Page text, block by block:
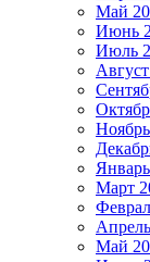
Май
Июнь
Июль
Март
Май